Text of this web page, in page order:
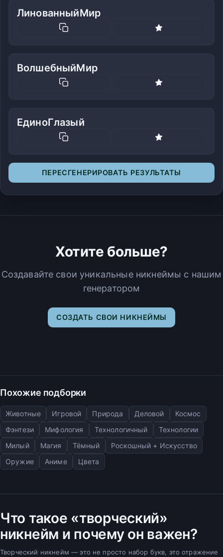
ЛинованныйМир
ВолшебныйМир
ЕдиноГлазый
ПЕРЕСГЕНЕРИРОВАТЬ РЕЗУЛЬТАТЫ
Хотите больше?
Создавайте свои уникальные никнеймы с нашим
генератором
СОЗДАТЬ СВОИ НИКНЕЙМЫ
Похожие подборки
Животные Игровой Природа Деловой
Космос
Фэнтези
Мифология Технологичный
Технологии
Милый
Магия Тёмный
Роскошный + Искусство
Оружие
Аниме Цвета
Что такое «творческий»
никнейм и почему он важен?
Творческий никнейм — это не просто набор букв, это отражение